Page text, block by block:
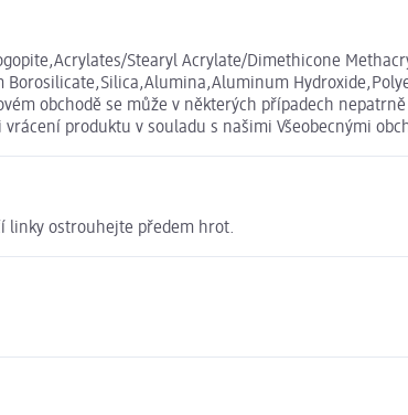
Stearyl Acrylate/Dimethicone
obchodě se může v některých případech
produktu v souladu s našimi Všeobecnými
linky ostrouhejte předem hrot.